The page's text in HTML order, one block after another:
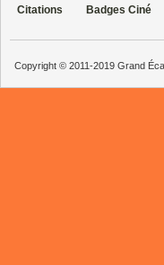
Citations Badges Ciné
Copyright © 2011-2019 Grand